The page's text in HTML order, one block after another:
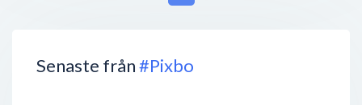
Senaste från#Pixbo